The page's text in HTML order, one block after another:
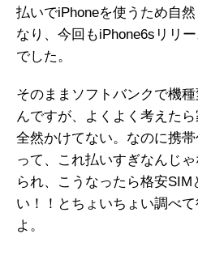
払いでiPhoneを使うため自
なり、今回もiPhone6sリリ
でした。
そのままソフトバンクで機
んですが、よくよく考えた
全然かけてない。なのに携
って、これ払いすぎなんじ
られ、こうなったら格安
い！！とちょいちょい調べ
よ。